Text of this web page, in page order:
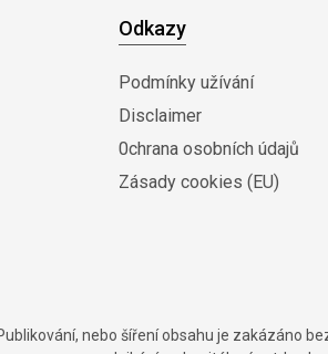
Odkazy
Podmínky užívání
Disclaimer
0chrana osobních údajů
Zásady cookies (EU)
nebo šíření obsahu je zakázáno